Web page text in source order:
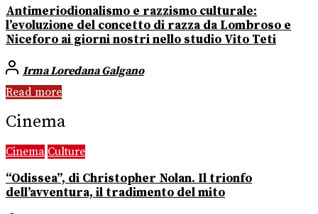
Antimeriodionalismo e razzismo culturale:
l’evoluzione del concetto di razza da Lombroso e
Niceforo ai giorni nostri nello studio Vito Teti
Irma Loredana Galgano
Read more
Cinema
Cinema Culture
“Odissea”, di Christopher Nolan. Il trionfo
dell’avventura, il tradimento del mito